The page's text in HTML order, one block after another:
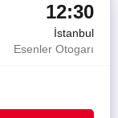
12:30
İstanbul
Esenler Otogarı